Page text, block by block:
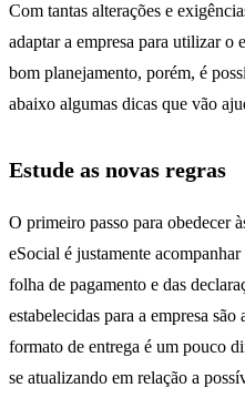
Com tantas alterações e
adaptar a empresa para utilizar o
bom planejamento, porém, é
abaixo algumas dicas que vão
Estude as novas regras
O primeiro passo para obedecer
eSocial é justamente
folha de pagamento e das
estabelecidas para a empresa são
formato de entrega é um pouco
se atualizando em relação a